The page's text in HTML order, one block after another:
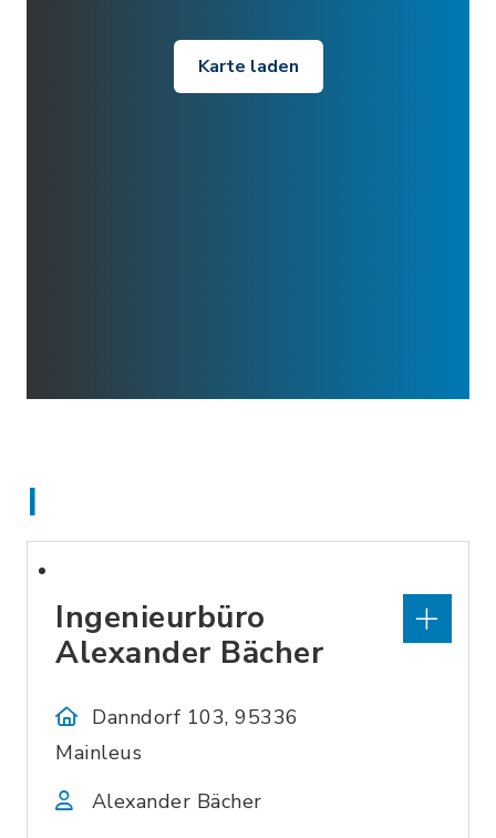
Karte laden
I
Ingenieurbüro
Alexander Bächer
Danndorf 103, 95336
Mainleus
Alexander Bächer